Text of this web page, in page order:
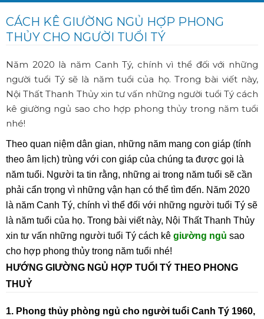
CÁCH KÊ GIƯỜNG NGỦ HỢP PHONG
THỦY CHO NGƯỜI TUỔI TÝ
Năm 2020 là năm Canh Tý, chính vì thể đối với những
người tuổi Tý sẽ là năm tuổi của họ. Trong bài viết này,
Nội Thất Thanh Thủy xin tư vấn những người tuổi Tý cách
kê giường ngủ sao cho hợp phong thủy trong năm tuổi
nhé!
Theo quan niệm dân gian, những năm mang con giáp (tính
theo âm lịch) trùng với con giáp của chúng ta được gọi là
năm tuổi. Người ta tin rằng, những ai trong năm tuổi sẽ cần
phải cẩn trọng vì những vận hạn có thể tìm đến. Năm 2020
là năm Canh Tý, chính vì thể đối với những người tuổi Tý sẽ
là năm tuổi của họ. Trong bài viết này, Nội Thất Thanh Thủy
xin tư vấn những người tuổi Tý cách kê giường ngủ sao
cho hợp phong thủy trong năm tuổi nhé!
HƯỚNG GIƯỜNG NGỦ HỢP TUỔI TÝ THEO PHONG
THUỶ
1. Phong thủy phòng ngủ cho người tuổi Canh Tý 1960,